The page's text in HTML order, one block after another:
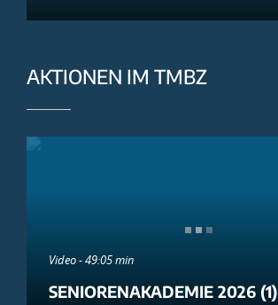
AKTIONEN IM TMBZ
Video - 49:05 min
SENIORENAKADEMIE 2026 (1)